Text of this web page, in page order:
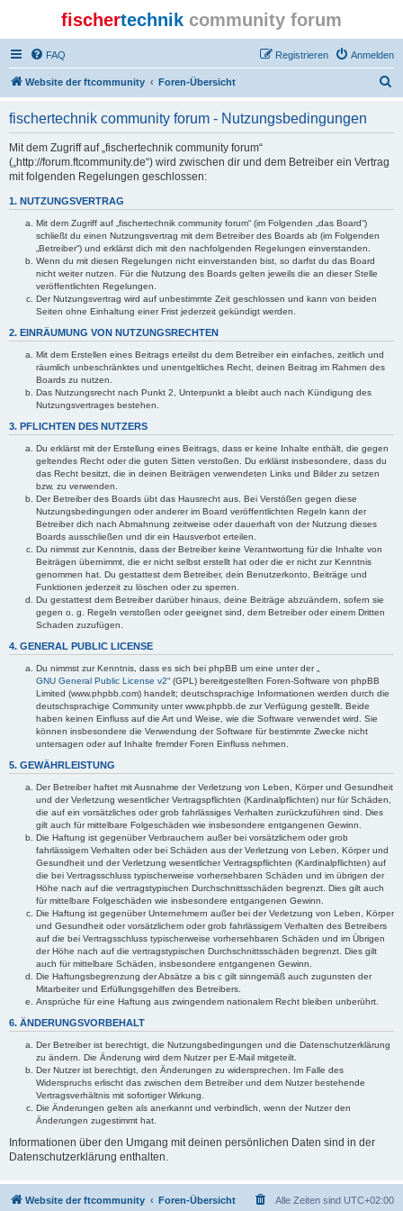
fischertechnik community forum
FAQ Anmelden
Registrieren
Website der ftcommunity Foren-Übersicht
fischertechnik community forum - Nutzungsbedingungen
Mit dem Zugriff auf „fischertechnik community forum“
(„http://forum.ftcommunity.de“) wird zwischen dir und dem Betreiber ein Vertrag
mit folgenden Regelungen geschlossen:
1. NUTZUNGSVERTRAG
Mit dem Zugriff auf „fischertechnik community forum“ (im Folgenden „das Board“)
schließt du einen Nutzungsvertrag mit dem Betreiber des Boards ab (im Folgenden
„Betreiber“) und erklärst dich mit den nachfolgenden Regelungen einverstanden.
Wenn du mit diesen Regelungen nicht einverstanden bist, so darfst du das Board
nicht weiter nutzen. Für die Nutzung des Boards gelten jeweils die an dieser Stelle
veröffentlichten Regelungen.
Der Nutzungsvertrag wird auf unbestimmte Zeit geschlossen und kann von beiden
Seiten ohne Einhaltung einer Frist jederzeit gekündigt werden.
2. EINRÄUMUNG VON NUTZUNGSRECHTEN
Mit dem Erstellen eines Beitrags erteilst du dem Betreiber ein einfaches, zeitlich und
räumlich unbeschränktes und unentgeltliches Recht, deinen Beitrag im Rahmen des
Boards zu nutzen.
Das Nutzungsrecht nach Punkt 2, Unterpunkt a bleibt auch nach Kündigung des
Nutzungsvertrages bestehen.
3. PFLICHTEN DES NUTZERS
Du erklärst mit der Erstellung eines Beitrags, dass er keine Inhalte enthält, die gegen
geltendes Recht oder die guten Sitten verstoßen. Du erklärst insbesondere, dass du
das Recht besitzt, die in deinen Beiträgen verwendeten Links und Bilder zu setzen
bzw. zu verwenden.
Der Betreiber des Boards übt das Hausrecht aus. Bei Verstößen gegen diese
Nutzungsbedingungen oder anderer im Board veröffentlichten Regeln kann der
Betreiber dich nach Abmahnung zeitweise oder dauerhaft von der Nutzung dieses
Boards ausschließen und dir ein Hausverbot erteilen.
Du nimmst zur Kenntnis, dass der Betreiber keine Verantwortung für die Inhalte von
Beiträgen übernimmt, die er nicht selbst erstellt hat oder die er nicht zur Kenntnis
genommen hat. Du gestattest dem Betreiber, dein Benutzerkonto, Beiträge und
Funktionen jederzeit zu löschen oder zu sperren.
Du gestattest dem Betreiber darüber hinaus, deine Beiträge abzuändern, sofern sie
gegen o. g. Regeln verstoßen oder geeignet sind, dem Betreiber oder einem Dritten
Schaden zuzufügen.
4. GENERAL PUBLIC LICENSE
Du nimmst zur Kenntnis, dass es sich bei phpBB um eine unter der „
GNU General Public License v2“ (GPL) bereitgestellten Foren-Software von phpBB
Limited (www.phpbb.com) handelt; deutschsprachige Informationen werden durch die
deutschsprachige Community unter www.phpbb.de zur Verfügung gestellt. Beide
haben keinen Einfluss auf die Art und Weise, wie die Software verwendet wird. Sie
können insbesondere die Verwendung der Software für bestimmte Zwecke nicht
untersagen oder auf Inhalte fremder Foren Einfluss nehmen.
5. GEWÄHRLEISTUNG
Der Betreiber haftet mit Ausnahme der Verletzung von Leben, Körper und Gesundheit
und der Verletzung wesentlicher Vertragspflichten (Kardinalpflichten) nur für Schäden,
die auf ein vorsätzliches oder grob fahrlässiges Verhalten zurückzuführen sind. Dies
gilt auch für mittelbare Folgeschäden wie insbesondere entgangenen Gewinn.
Die Haftung ist gegenüber Verbrauchern außer bei vorsätzlichem oder grob
fahrlässigem Verhalten oder bei Schäden aus der Verletzung von Leben, Körper und
Gesundheit und der Verletzung wesentlicher Vertragspflichten (Kardinalpflichten) auf
die bei Vertragsschluss typischerweise vorhersehbaren Schäden und im übrigen der
Höhe nach auf die vertragstypischen Durchschnittsschäden begrenzt. Dies gilt auch
für mittelbare Folgeschäden wie insbesondere entgangenen Gewinn.
Die Haftung ist gegenüber Unternehmern außer bei der Verletzung von Leben, Körper
und Gesundheit oder vorsätzlichem oder grob fahrlässigem Verhalten des Betreibers
auf die bei Vertragsschluss typischerweise vorhersehbaren Schäden und im Übrigen
der Höhe nach auf die vertragstypischen Durchschnittsschäden begrenzt. Dies gilt
auch für mittelbare Schäden, insbesondere entgangenen Gewinn.
Die Haftungsbegrenzung der Absätze a bis c gilt sinngemäß auch zugunsten der
Mitarbeiter und Erfüllungsgehilfen des Betreibers.
Ansprüche für eine Haftung aus zwingendem nationalem Recht bleiben unberührt.
6. ÄNDERUNGSVORBEHALT
Der Betreiber ist berechtigt, die Nutzungsbedingungen und die Datenschutzerklärung
zu ändern. Die Änderung wird dem Nutzer per E-Mail mitgeteilt.
Der Nutzer ist berechtigt, den Änderungen zu widersprechen. Im Falle des
Widerspruchs erlischt das zwischen dem Betreiber und dem Nutzer bestehende
Vertragsverhältnis mit sofortiger Wirkung.
Die Änderungen gelten als anerkannt und verbindlich, wenn der Nutzer den
Änderungen zugestimmt hat.
Informationen über den Umgang mit deinen persönlichen Daten sind in der
Datenschutzerklärung enthalten.
Website der ftcommunity Foren-Übersicht Alle Zeiten sind UTC+02:00